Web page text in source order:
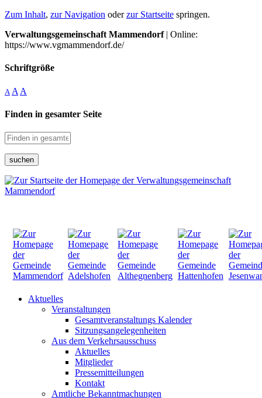
Zum Inhalt, zur Navigation oderzur Startseite springen.
Verwaltungsgemeinschaft Mammendorf| Online:
https://www.vgmammendorf.de/
Schriftgröße
A A A
Finden in gesamter Seite
suchen
Aktuelles
Veranstaltungen
Gesamtveranstaltungs Kalender
Sitzungsangelegenheiten
Aus dem Verkehrsausschuss
Aktuelles
Mitglieder
Pressemitteilungen
Kontakt
Amtliche Bekanntmachungen